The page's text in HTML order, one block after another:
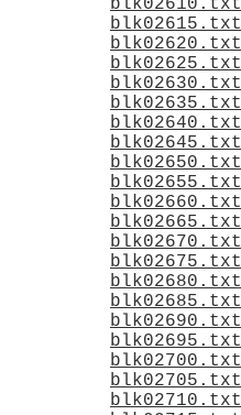
blk02610.txt
blk02615.txt
blk02620.txt
blk02625.txt
blk02630.txt
blk02635.txt
blk02640.txt
blk02645.txt
blk02650.txt
blk02655.txt
blk02660.txt
blk02665.txt
blk02670.txt
blk02675.txt
blk02680.txt
blk02685.txt
blk02690.txt
blk02695.txt
blk02700.txt
blk02705.txt
blk02710.txt